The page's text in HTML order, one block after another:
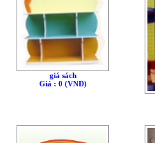
giá sách
Giá : 0 (VNÐ)